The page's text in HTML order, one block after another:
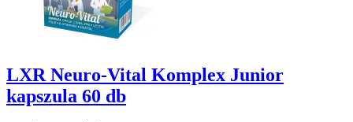
LXR Neuro-Vital Komplex Junior
kapszula 60 db